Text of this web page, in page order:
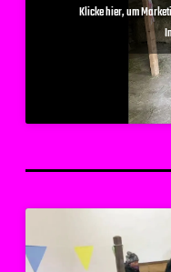
Klicke hier, um